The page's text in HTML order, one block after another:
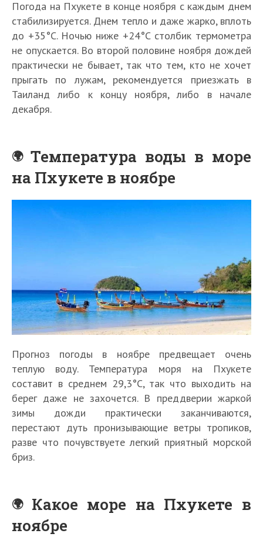
Погода на Пхукете в конце ноября с каждым днем
стабилизируется. Днем тепло и даже жарко, вплоть
до +35°С. Ночью ниже +24°С столбик термометра
не опускается. Во второй половине ноября дождей
практически не бывает, так что тем, кто не хочет
прыгать по лужам, рекомендуется приезжать в
Таиланд либо к концу ноября, либо в начале
декабря.
Температура воды в море
на Пхукете в ноябре
Прогноз погоды в ноябре предвещает очень
теплую воду. Температура моря на Пхукете
составит в среднем 29,3°С, так что выходить на
берег даже не захочется. В преддверии жаркой
зимы дожди практически заканчиваются,
перестают дуть пронизывающие ветры тропиков,
разве что почувствуете легкий приятный морской
бриз.
Какое море на Пхукете в
ноябре